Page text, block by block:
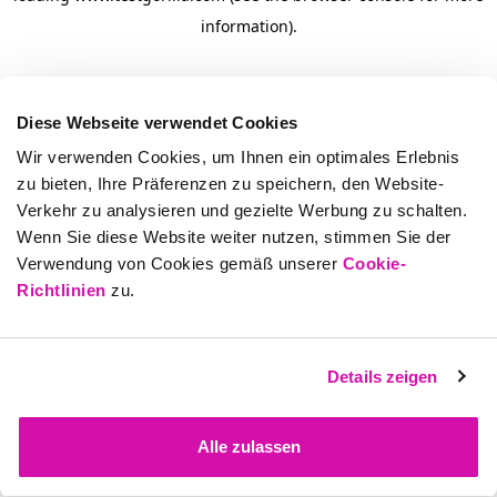
Diese Webseite verwendet Cookies
Wir verwenden Cookies, um Ihnen ein optimales Erlebnis
zu bieten, Ihre Präferenzen zu speichern, den Website-
Verkehr zu analysieren und gezielte Werbung zu schalten.
Wenn Sie diese Website weiter nutzen, stimmen Sie der
Verwendung von Cookies gemäß unserer Cookie-
Richtlinien zu.
Details zeigen
Alle zulassen
information).